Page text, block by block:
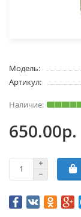
Модель:
Артикул:
650.00р.